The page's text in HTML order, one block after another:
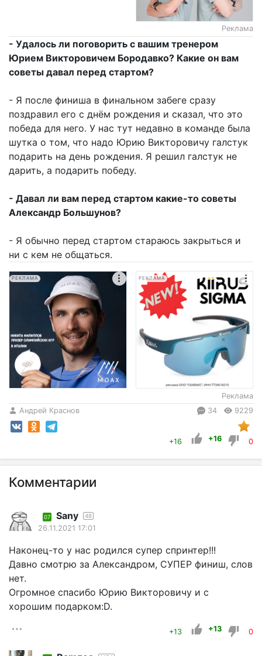
Реклама
- Удалось ли поговорить с вашим тренером
Юрием Викторовичем Бородавко? Какие он вам
советы давал перед стартом?
- Я после финиша в финальном забеге сразу
поздравил его с днём рождения и сказал, что это
победа для него. У нас тут недавно в команде была
шутка о том, что надо Юрию Викторовичу галстук
подарить на день рождения. Я решил галстук не
дарить, а подарить победу.
- Давал ли вам перед стартом какие-то советы
Александр Большунов?
- Я обычно перед стартом стараюсь закрыться и
ни с кем не общаться.
РЕКЛАМА РЕКЛАМА
Реклама
Андрей Краснов
34 9229
+16 +16 0
Комментарии
07 Sany 48
26.11.2021 17:01
Наконец-то у нас родился супер спринтер!!!
Давно смотрю за Александром, СУПЕР финиш, слов
нет.
Огромное спасибо Юрию Викторовичу и с
хорошим подарком:D.
+13 +13 0